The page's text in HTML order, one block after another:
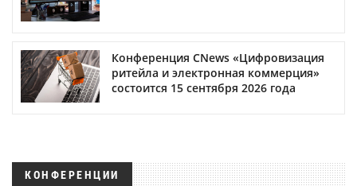
Конференция CNews «Цифровизация
ритейла и электронная коммерция»
состоится 15 сентября 2026 года
КОНФЕРЕНЦИИ